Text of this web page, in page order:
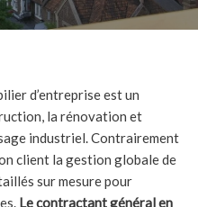
d’entreprise est un
la rénovation et
industriel. Contrairement
client la gestion globale de
sur mesure pour
Le contractant général en